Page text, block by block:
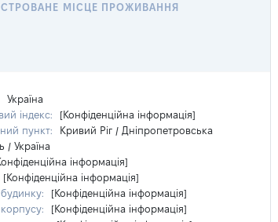
МІСЦЕ ПРОЖИВАННЯ
Україна
індекс:
[Конфіденційна інформація]
пункт:
Кривий Ріг / Дніпропетровська
/ Україна
інформація]
[Конфіденційна інформація]
[Конфіденційна інформація]
[Конфіденційна інформація]